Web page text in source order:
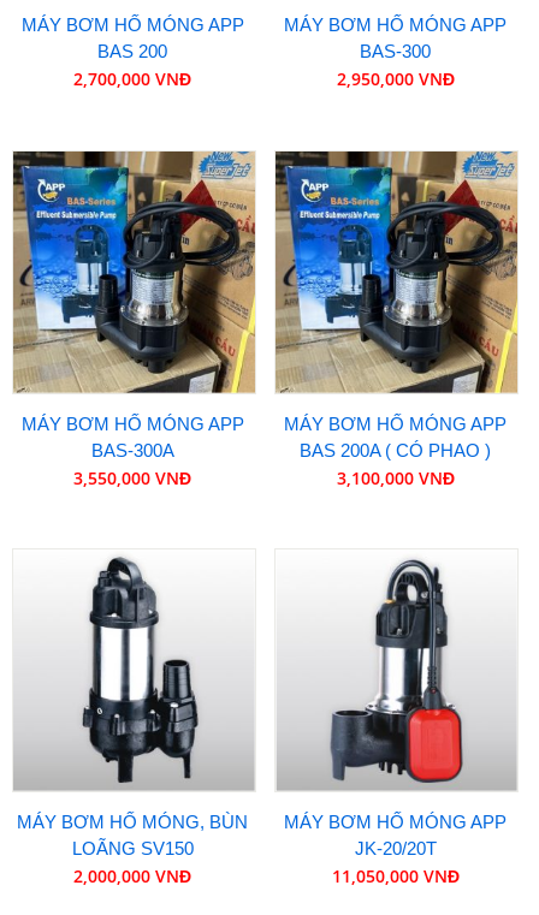
MÁY BƠM HỐ MÓNG APP
BAS 200
2,700,000 VNĐ
MÁY BƠM HỐ MÓNG APP
BAS-300
2,950,000 VNĐ
MÁY BƠM HỐ MÓNG APP
BAS-300A
3,550,000 VNĐ
MÁY BƠM HỐ MÓNG APP
BAS 200A ( CÓ PHAO )
3,100,000 VNĐ
MÁY BƠM HỐ MÓNG, BÙN
LOÃNG SV150
2,000,000 VNĐ
MÁY BƠM HỐ MÓNG APP
JK-20/20T
11,050,000 VNĐ